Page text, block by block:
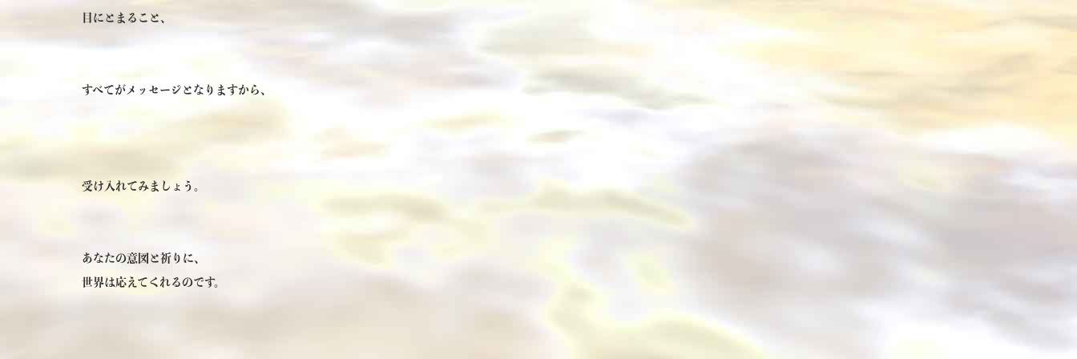
目にとまること、
すべてがメッセージとなりますから、
受け入れてみましょう。
あなたの意図と祈りに、
世界は応えてくれるのです。